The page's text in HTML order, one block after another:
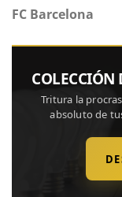
FC Barcelona
COLECCIÓN
Tritura la
absoluto de